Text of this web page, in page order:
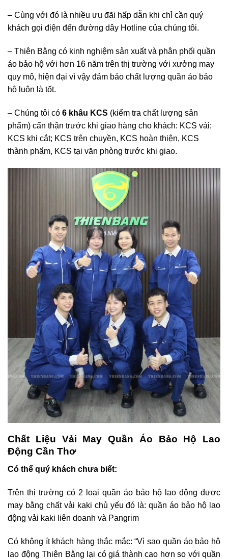
– Cùng với đó là nhiều ưu đãi hấp dẫn khi chỉ cần quý
khách gọi điện đến đường dây Hotline của chúng tôi.
– Thiên Bằng có kinh nghiệm sản xuất và phân phối quần
áo bảo hộ với hơn 16 năm trên thị trường với xưởng may
quy mô, hiện đại vì vậy đảm bảo chất lượng quần áo bảo
hộ luôn là tốt.
– Chúng tôi có 6 khâu KCS (kiểm tra chất lượng sản
phẩm) cẩn thận trước khi giao hàng cho khách: KCS vải;
KCS khi cắt; KCS trên chuyền, KCS hoàn thiện, KCS
thành phẩm, KCS tại văn phòng trước khi giao.
Chất Liệu Vải May Quần Áo Bảo Hộ Lao
Động Cần Thơ
Có thể quý khách chưa biết:
Trên thị trường có 2 loại quần áo bảo hộ lao động được
may bằng chất vải kaki chủ yếu đó là: quần áo bảo hộ lao
động vải kaki liên doanh và Pangrim
Có không ít khách hàng thắc mắc: “Vì sao quần áo bảo hộ
lao động Thiên Bằng lại có giá thành cao hơn so với quần